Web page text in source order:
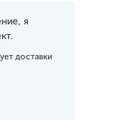
я
доставки